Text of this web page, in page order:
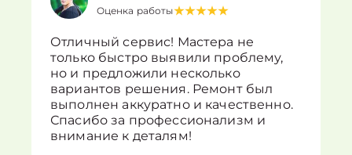
Оценка работы
Отличный сервис! Мастера не
только быстро выявили проблему,
но и предложили несколько
вариантов решения. Ремонт был
выполнен аккуратно и качественно.
Спасибо за профессионализм и
внимание к деталям!